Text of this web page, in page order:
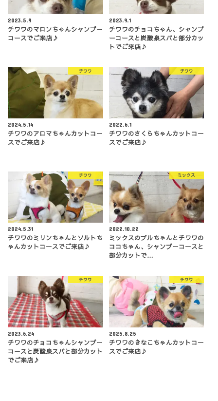
2023.5.9
チワワのマロンちゃんシャンプー
コースでご来店♪
2023.9.1
チワワのチョコちゃん、シャンプ
ーコースと炭酸泉スパと部分カッ
トでご来店♪
チワワ
2024.5.14
チワワのアロマちゃんカットコー
スでご来店♪
チワワ
2022.6.1
チワワのさくらちゃんカットコー
スでご来店♪
チワワ
2024.5.31
チワワのミリンちゃんとソルトち
ゃんカットコースでご来店♪
ミックス
2022.10.22
ミックスのブルちゃんとチワワの
ココちゃん、シャンプーコースと
部分カットで…
チワワ
2023.6.24
チワワのチョコちゃんシャンプー
コースと炭酸泉スパと部分カット
でご来店♪
チワワ
2025.8.25
チワワのきなこちゃんカットコー
スでご来店♪